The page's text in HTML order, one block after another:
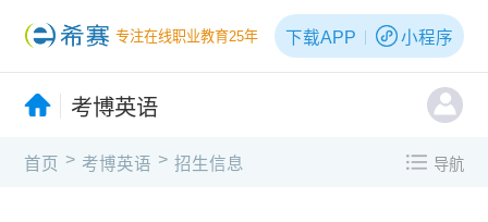
专注在线职业教育25年 下载APP 小程序
考博英语
首页 > 考博英语 > 招生信息 导航